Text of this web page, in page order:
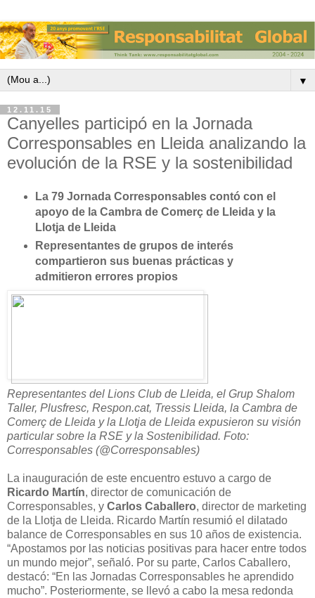
▼
12.11.15
Canyelles participó en la Jornada
Corresponsables en Lleida analizando la
evolución de la RSE y la sostenibilidad
La 79 Jornada Corresponsables contó con el
apoyo de la Cambra de Comerç de Lleida y la
Llotja de Lleida
Representantes de grupos de interés
compartieron sus buenas prácticas y
admitieron errores propios
Representantes del Lions Club de Lleida, el Grup Shalom
Taller, Plusfresc, Respon.cat, Tressis Lleida, la Cambra de
Comerç de Lleida y la Llotja de Lleida expusieron su visión
particular sobre la RSE y la Sostenibilidad. Foto:
Corresponsables (@Corresponsables)
La inauguración de este encuentro estuvo a cargo de
Ricardo Martín, director de comunicación de
Corresponsables, y Carlos Caballero, director de marketing
de la Llotja de Lleida. Ricardo Martín resumió el dilatado
balance de Corresponsables en sus 10 años de existencia.
“Apostamos por las noticias positivas para hacer entre todos
un mundo mejor”, señaló. Por su parte, Carlos Caballero,
destacó: “En las Jornadas Corresponsables he aprendido
mucho”. Posteriormente, se llevó a cabo la mesa redonda